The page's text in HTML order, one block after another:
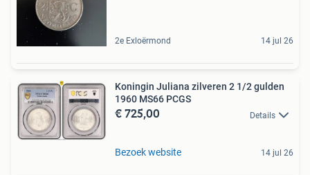
2e Exloërmond 14 jul 26
Koningin Juliana zilveren 2 1/2 gulden
1960 MS66 PCGS
€ 725,00 Details
Bezoek website 14 jul 26